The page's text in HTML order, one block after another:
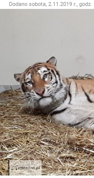
Dodano sobota, 2.11.2019 r., godz.